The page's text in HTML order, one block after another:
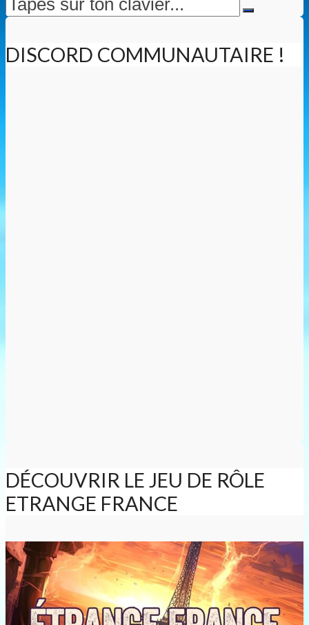
DISCORD COMMUNAUTAIRE !
DÉCOUVRIR LE JEU DE RÔLE
ETRANGE FRANCE